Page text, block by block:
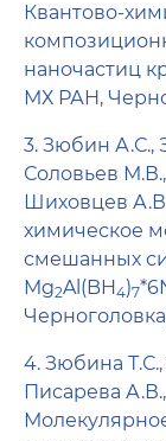
Квантово-
наночастиц
МХ РАН,
3. Зюбин А.С.,
Соловьев
Шиховцев
химическое
смешанных
Mg2Al(BH4)7
4. Зюбина
Писарева